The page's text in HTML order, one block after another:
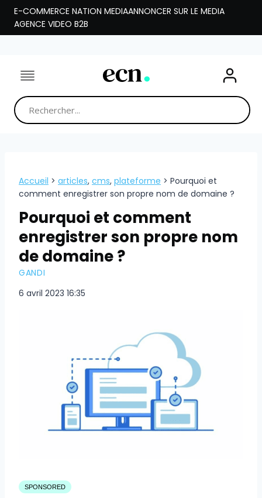
Aller
contenu
E-COMMERCE NATION MEDIAANNONCER SUR LE MEDIA
AGENCE VIDEO B2B
Accueil > articles, cms, plateforme > Pourquoi et
comment enregistrer son propre nom de domaine ?
Pourquoi et comment
enregistrer son propre nom
de domaine ?
GANDI
6 avril 2023 16:35
SPONSORED